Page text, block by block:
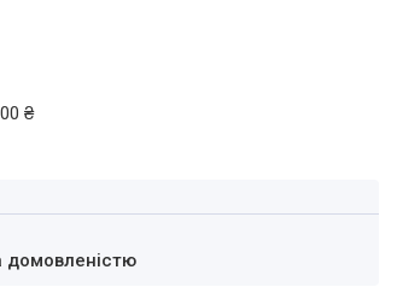
₴
домовленістю